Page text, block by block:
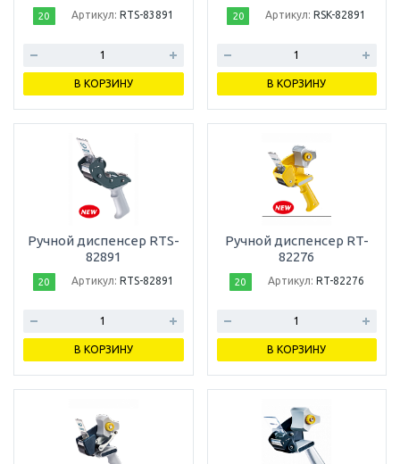
20 Артикул: RTS-83891
В КОРЗИНУ
20 Артикул: RSK-82891
В КОРЗИНУ
Ручной диспенсер RTS-
82891
20 Артикул: RTS-82891
В КОРЗИНУ
Ручной диспенсер RT-
82276
20 Артикул: RT-82276
В КОРЗИНУ